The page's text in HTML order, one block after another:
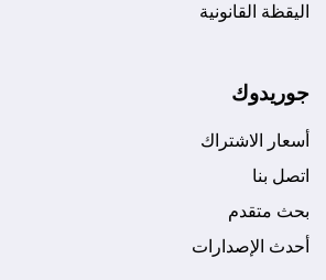
اليقظة القانونية
جوريدوك
أسعار الاشتراك
اتصل بنا
بحث متقدم
أحدث الإصدارات